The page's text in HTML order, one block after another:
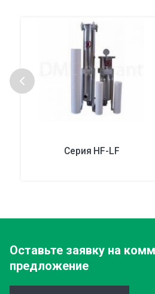
Серия HF-LF
Оставьте заявку на
предложение